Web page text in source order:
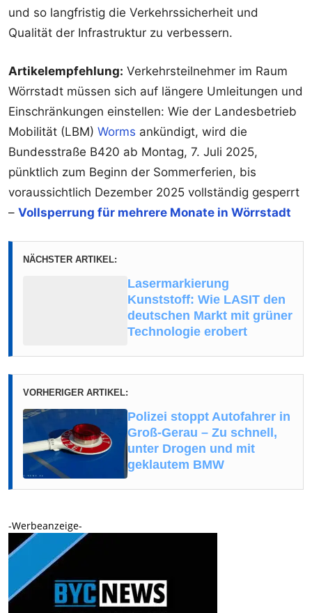
und so langfristig die Verkehrssicherheit und
Qualität der Infrastruktur zu verbessern.
Artikelempfehlung: Verkehrsteilnehmer im Raum
Wörrstadt müssen sich auf längere Umleitungen und
Einschränkungen einstellen: Wie der Landesbetrieb
Mobilität (LBM) Worms ankündigt, wird die
Bundesstraße B420 ab Montag, 7. Juli 2025,
pünktlich zum Beginn der Sommerferien, bis
voraussichtlich Dezember 2025 vollständig gesperrt
– Vollsperrung für mehrere Monate in Wörrstadt
NÄCHSTER ARTIKEL:
Lasermarkierung
Kunststoff: Wie LASIT den
deutschen Markt mit grüner
Technologie erobert
VORHERIGER ARTIKEL:
Polizei stoppt Autofahrer in
Groß-Gerau – Zu schnell,
unter Drogen und mit
geklautem BMW
-Werbeanzeige-